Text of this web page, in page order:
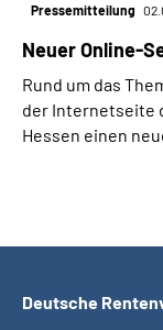
Pressemitteilung
Neuer Online-
Rund um das
der Internetseite
Hessen einen
Deutsche